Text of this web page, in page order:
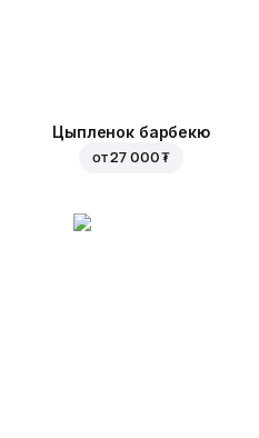
Цыпленок барбекю
от27 000 ₮